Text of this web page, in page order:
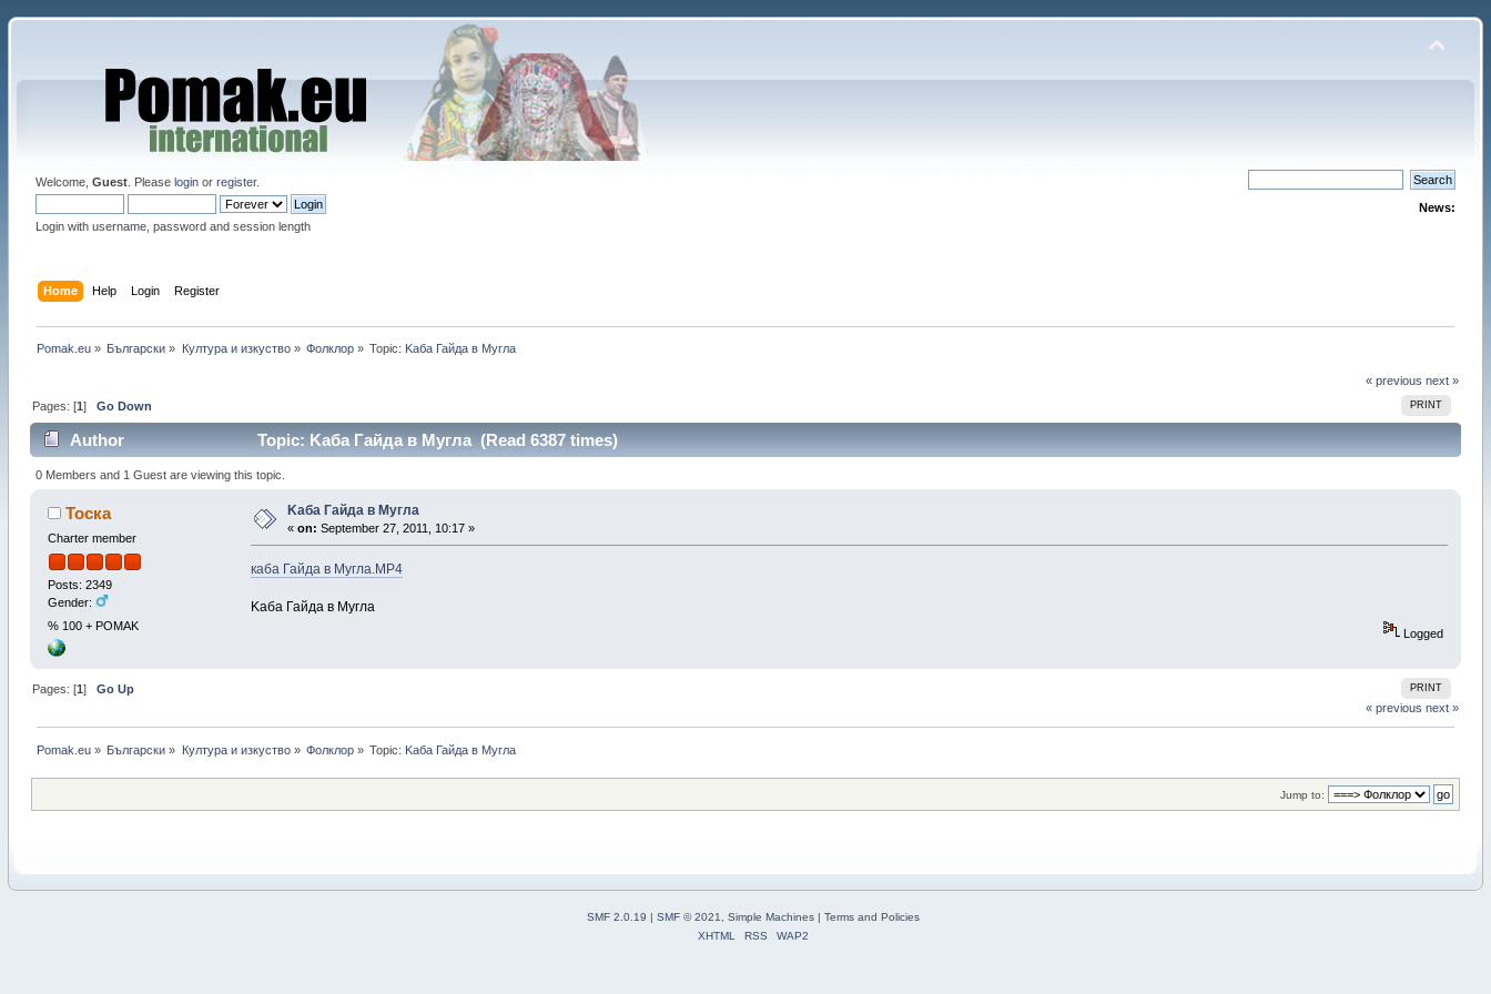
Welcome, Guest. Please loginor register.
Login with username, password and session length
News:
Home Help Login Register
Pomak.eu» Български » Култура и изкуство» Фолклор» Topic: Kаба Гайда в Мугла
« previous next »
PRINT
Pages: [1] Go Down
Author Topic: Kаба Гайда в Мугла (Read 6387 times)
0 Members and 1 Guest are viewing this topic.
Тоска
Charter member
Posts: 2349
Gender:
% 100 + POMAK
Kаба Гайда в Мугла
« on: September 27, 2011, 10:17 »
каба Гайда в Мугла.MP4
Kаба Гайда в Мугла
Logged
PRINT
Pages: [1] Go Up
« previous next »
Pomak.eu» Български » Култура и изкуство» Фолклор» Topic: Kаба Гайда в Мугла
Jump to:
SMF 2.0.19 |SMF © 2021 ,Simple Machines |Terms and Policies
XHTML
RSS WAP2